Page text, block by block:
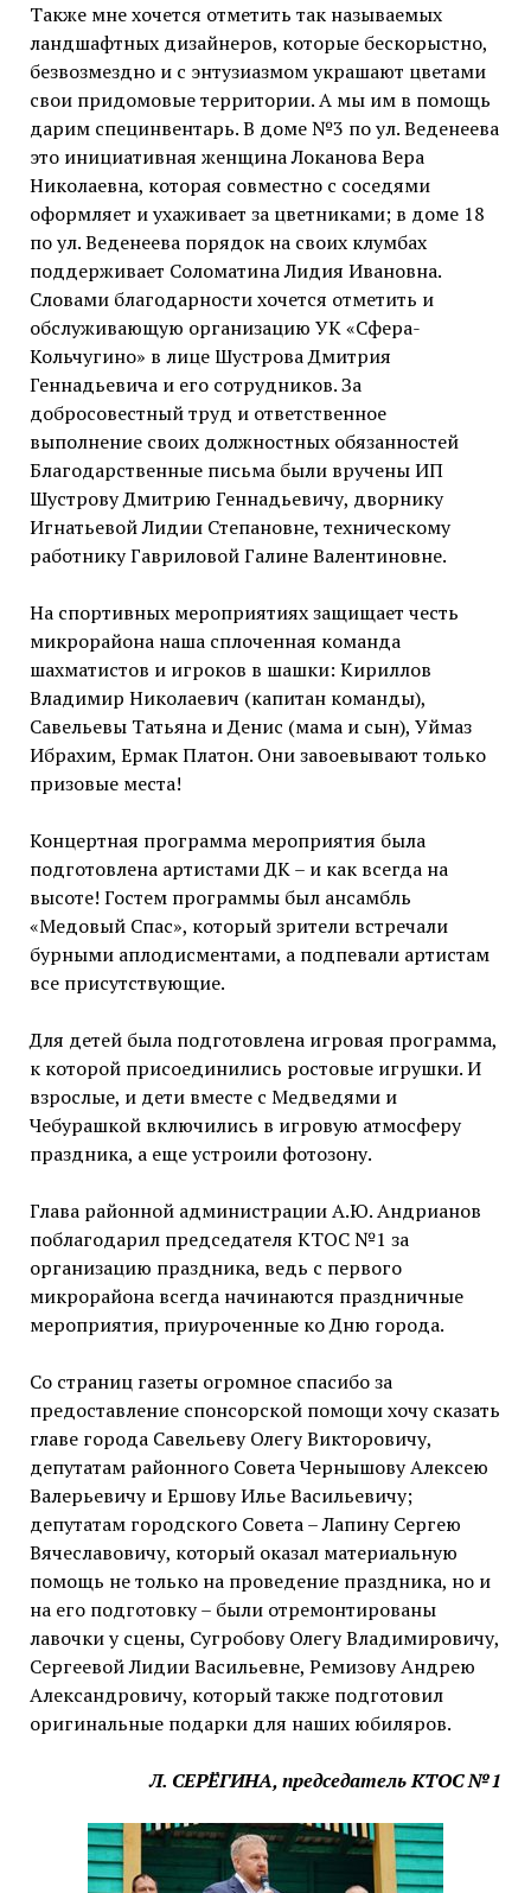
Также мне хочется отметить так называемых
ландшафтных дизайнеров, которые бескорыстно,
безвозмездно и с энтузиазмом украшают цветами
свои придомовые территории. А мы им в помощь
дарим специнвентарь. В доме №3 по ул. Веденеева
это инициативная женщина Локанова Вера
Николаевна, которая совместно с соседями
оформляет и ухаживает за цветниками; в доме 18
по ул. Веденеева порядок на своих клумбах
поддерживает Соломатина Лидия Ивановна.
Словами благодарности хочется отметить и
обслуживающую организацию УК «Сфера-
Кольчугино» в лице Шустрова Дмитрия
Геннадьевича и его сотрудников. За
добросовестный труд и ответственное
выполнение своих должностных обязанностей
Благодарственные письма были вручены ИП
Шустрову Дмитрию Геннадьевичу, дворнику
Игнатьевой Лидии Степановне, техническому
работнику Гавриловой Галине Валентиновне.
На спортивных мероприятиях защищает честь
микрорайона наша сплоченная команда
шахматистов и игроков в шашки: Кириллов
Владимир Николаевич (капитан команды),
Савельевы Татьяна и Денис (мама и сын), Уймаз
Ибрахим, Ермак Платон. Они завоевывают только
призовые места!
Концертная программа мероприятия была
подготовлена артистами ДК – и как всегда на
высоте! Гостем программы был ансамбль
«Медовый Спас», который зрители встречали
бурными аплодисментами, а подпевали артистам
все присутствующие.
Для детей была подготовлена игровая программа,
к которой присоединились ростовые игрушки. И
взрослые, и дети вместе с Медведями и
Чебурашкой включились в игровую атмосферу
праздника, а еще устроили фотозону.
Глава районной администрации А.Ю. Андрианов
поблагодарил председателя КТОС №1 за
организацию праздника, ведь с первого
микрорайона всегда начинаются праздничные
мероприятия, приуроченные ко Дню города.
Со страниц газеты огромное спасибо за
предоставление спонсорской помощи хочу сказать
главе города Савельеву Олегу Викторовичу,
депутатам районного Совета Чернышову Алексею
Валерьевичу и Ершову Илье Васильевичу;
депутатам городского Совета – Лапину Сергею
Вячеславовичу, который оказал материальную
помощь не только на проведение праздника, но и
на его подготовку – были отремонтированы
лавочки у сцены, Сугробову Олегу Владимировичу,
Сергеевой Лидии Васильевне, Ремизову Андрею
Александровичу, который также подготовил
оригинальные подарки для наших юбиляров.
Л. СЕРЁГИНА, председатель КТОС №1